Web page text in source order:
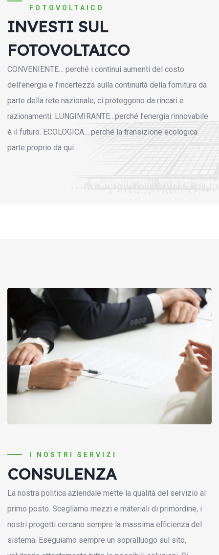
FOTOVOLTAICO
INVESTI SUL
FOTOVOLTAICO
CONVENIENTE… perché i continui aumenti del costo
dell’energia e l’incertezza sulla continuità della fornitura da
parte della rete nazionale, ci proteggono da rincari e
razionamenti. LUNGIMIRANTE…perché l’energia rinnovabile
è il futuro. ECOLOGICA… perché la transizione ecologica
parte proprio da qui.
I NOSTRI SERVIZI
CONSULENZA
La nostra politica aziendale mette la qualità del servizio al
primo posto. Scegliamo mezzi e materiali di primordine, i
nostri progetti cercano sempre la massima efficienza del
sistema. Eseguiamo sempre un sopralluogo sul sito,